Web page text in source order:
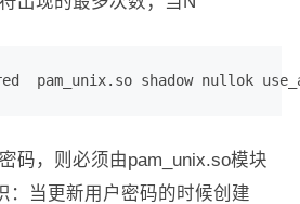
pam_unix.so shadow nullok
码，则必须由pam_unix.so模块
：当更新用户密码的时候创建